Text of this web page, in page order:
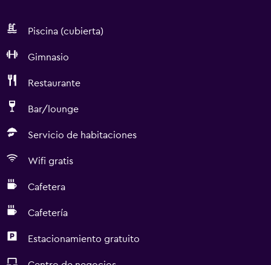
Piscina (cubierta)
Gimnasio
Restaurante
Bar/lounge
Servicio de habitaciones
Wifi gratis
Cafetera
Cafetería
Estacionamiento gratuito